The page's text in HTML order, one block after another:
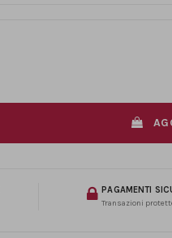
PAGAMENTI
Transazioni